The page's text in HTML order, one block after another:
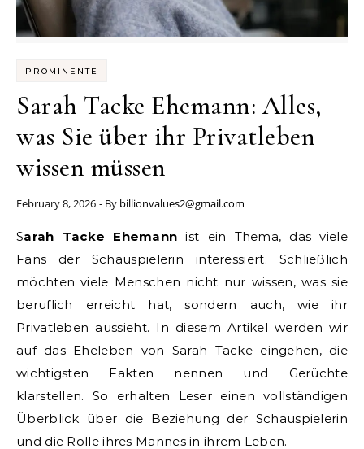
PROMINENTE
Sarah Tacke Ehemann: Alles,
was Sie über ihr Privatleben
wissen müssen
February 8, 2026 - By billionvalues2@gmail.com
Sarah Tacke Ehemann ist ein Thema, das viele
Fans der Schauspielerin interessiert. Schließlich
möchten viele Menschen nicht nur wissen, was sie
beruflich erreicht hat, sondern auch, wie ihr
Privatleben aussieht. In diesem Artikel werden wir
auf das Eheleben von Sarah Tacke eingehen, die
wichtigsten Fakten nennen und Gerüchte
klarstellen. So erhalten Leser einen vollständigen
Überblick über die Beziehung der Schauspielerin
und die Rolle ihres Mannes in ihrem Leben.